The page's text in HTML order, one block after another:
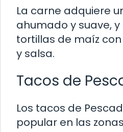
La carne adquiere
ahumado y suave, y
tortillas de maíz
y salsa.
Tacos de
Los tacos de
popular en las